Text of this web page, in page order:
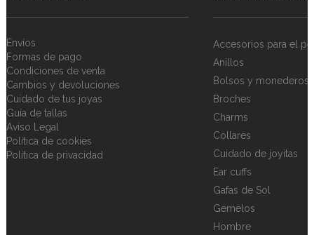
Envíos
Formas de pago
Condiciones de venta
Cambios y devoluciones
Cuidado de tus joyas
Guía de tallas
Aviso Legal
Política de cookies
Política de privacidad
Accesorios para el
Anillos
Bolsos y monederos
Broches
Charms
Collares
Cuidado de joyitas
Ear cuffs
Gafas de Sol
Gemelos
Hombre